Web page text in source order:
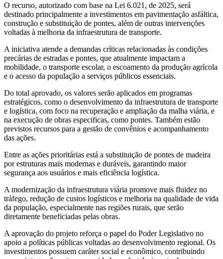
O recurso, autorizado com base na Lei 6.021, de 2025, será
destinado principalmente a investimentos em pavimentação asfáltica,
construção e substituição de pontes, além de outras intervenções
voltadas à melhoria da infraestrutura de transporte.
A iniciativa atende a demandas críticas relacionadas às condições
precárias de estradas e pontes, que atualmente impactam a
mobilidade, o transporte escolar, o escoamento da produção agrícola
e o acesso da população a serviços públicos essenciais.
Do total aprovado, os valores serão aplicados em programas
estratégicos, como o desenvolvimento da infraestrutura de transporte
e logística, com foco na recuperação e ampliação da malha viária, e
na execução de obras especificas, como pontes. Também estão
previstos recursos para a gestão de convênios e acompanhamento
das ações.
Entre as ações prioritárias está a substituição de pontes de madeira
por estruturas mais modernas e duráveis, garantindo maior
segurança aos usuários e mais eficiência logística.
A modernização da infraestrutura viária promove mais fluidez no
tráfego, redução de custos logísticos e melhoria na qualidade de vida
da população, especialmente nas regiões rurais, que serão
diretamente beneficiadas pelas obras.
A aprovação do projeto reforça o papel do Poder Legislativo no
apoio a políticas públicas voltadas ao desenvolvimento regional. Os
investimentos possuem caráter social e econômico, contribuindo